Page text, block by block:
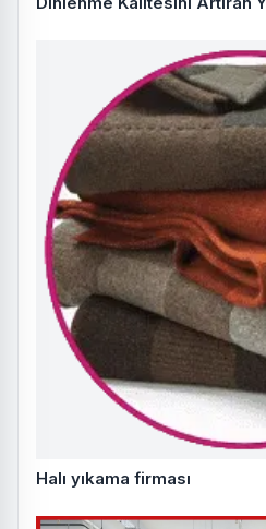
Halı yıkama firması